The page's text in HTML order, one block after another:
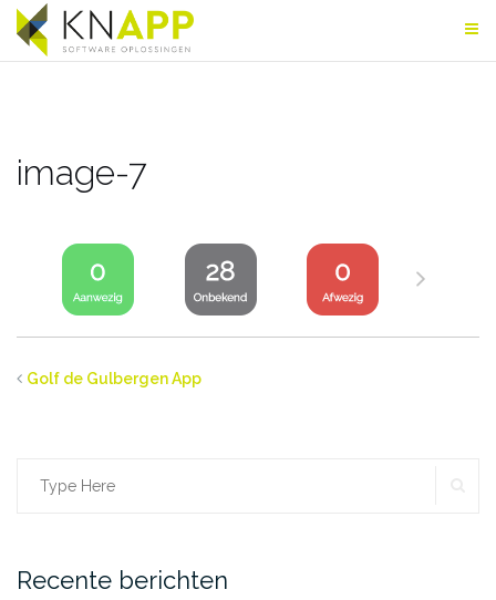
Skip
content
image-7
Golf de Gulbergen App
Search
Recente berichten